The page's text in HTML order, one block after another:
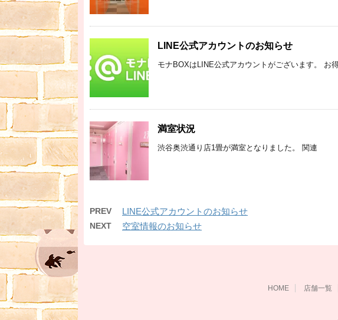
LINE公式アカウントのお知らせ
モナBOXはLINE公式アカウントがございます。 お
満室状況
渋谷奥渋通り店1畳が満室となりました。 関連
PREV LINE公式アカウントのお知らせ
NEXT 空室情報のお知らせ
HOME 店舗一覧